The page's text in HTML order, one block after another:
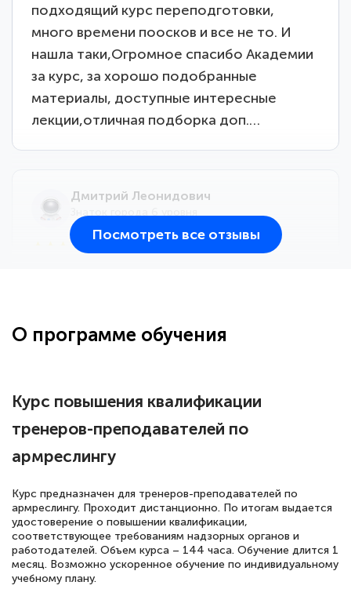
подходящий курс переподготовки,
много времени поосков и все не то. И
нашла таки,Огромное спасибо Академии
за курс, за хорошо подобранные
материалы, доступные интересные
лекции,отличная подборка доп.…
Дмитрий Леонидович
большое количество методических
Елена Кравченко
18 марта 2026
Выражаю благодарность за курс
повышения квалификации "Эксперт ЕГЭ по
русскому языку и литературе". Много
Посмотреть все отзывы
О программе обучения
Курс повышения квалификации
тренеров-преподавателей по
армреслингу
Курс предназначен для тренеров-преподавателей по
армреслингу. Проходит дистанционно. По итогам выдается
удостоверение о повышении квалификации,
соответствующее требованиям надзорных органов и
работодателей. Объем курса – 144 часа. Обучение длится 1
месяц. Возможно ускоренное обучение по индивидуальному
учебному плану.